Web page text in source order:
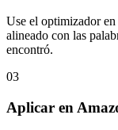
Use el optimizador
alineado con las
encontró.
03
Aplicar en